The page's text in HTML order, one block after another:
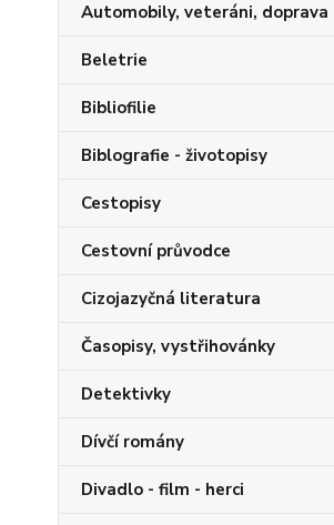
Automobily, veteráni, doprava
Beletrie
Bibliofilie
Biblografie - životopisy
Cestopisy
Cestovní průvodce
Cizojazyčná literatura
Časopisy, vystřihovánky
Detektivky
Dívčí romány
Divadlo - film - herci